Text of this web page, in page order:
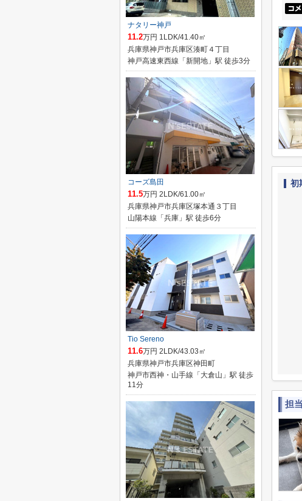
初
担
ナタリー神戸
11.2万円 1LDK/41.40㎡
兵庫県神戸市兵庫区湊町４丁目
神戸高速東西線「新開地」駅 徒歩3分
コーズ島田
11.5万円 2LDK/61.00㎡
兵庫県神戸市兵庫区塚本通３丁目
山陽本線「兵庫」駅 徒歩6分
Tio Sereno
11.6万円 2LDK/43.03㎡
兵庫県神戸市兵庫区神田町
神戸市西神・山手線「大倉山」駅 徒歩
11分